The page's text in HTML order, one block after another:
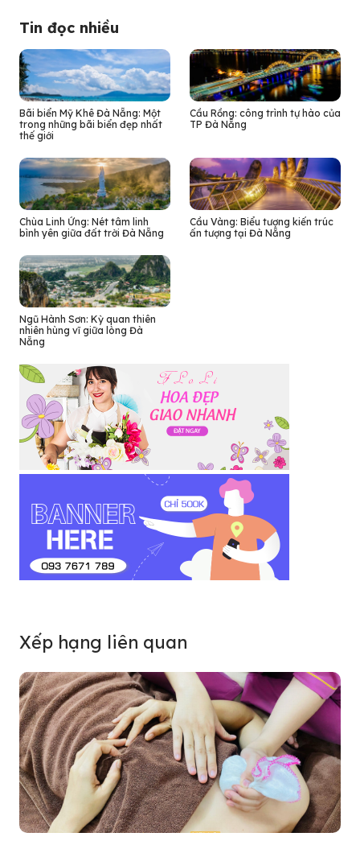
Tin đọc nhiều
Bãi biển Mỹ Khê Đà Nẵng: Một
trong những bãi biển đẹp nhất
thế giới
Cầu Rồng: công trình tự hào của
TP Đà Nẵng
Chùa Linh Ứng: Nét tâm linh
bình yên giữa đất trời Đà Nẵng
Cầu Vàng: Biểu tượng kiến trúc
ấn tượng tại Đà Nẵng
Ngũ Hành Sơn: Kỳ quan thiên
nhiên hùng vĩ giữa lòng Đà
Nẵng
Xếp hạng liên quan